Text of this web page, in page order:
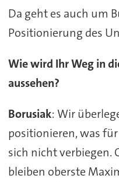
Da geht es auch um
Positionierung des
Wie wird Ihr Weg in
aussehen?
Borusiak: Wir
positionieren, was
sich nicht verbiegen.
bleiben oberste